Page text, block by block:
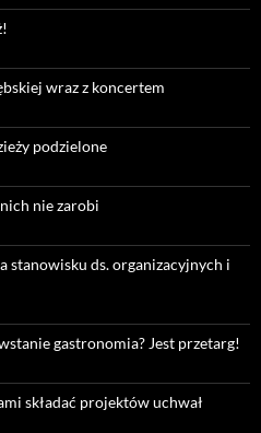
wraz z koncertem
podzielone
nie zarobi
stanowisku ds. organizacyjnych i
gastronomia? Jest przetarg!
składać projektów uchwał